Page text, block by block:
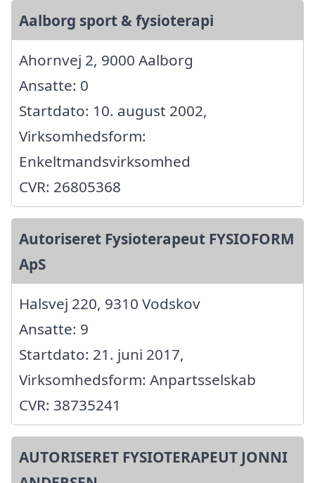
Aalborg sport & fysioterapi
Ahornvej 2, 9000 Aalborg
Ansatte: 0
Startdato: 10. august 2002,
Virksomhedsform:
Enkeltmandsvirksomhed
CVR: 26805368
Autoriseret Fysioterapeut FYSIOFORM
ApS
Halsvej 220, 9310 Vodskov
Ansatte: 9
Startdato: 21. juni 2017,
Virksomhedsform: Anpartsselskab
CVR: 38735241
AUTORISERET FYSIOTERAPEUT JONNI